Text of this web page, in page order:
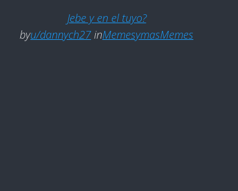
Jebe y en el tuyo?
byu/dannych27 inMemesymasMemes